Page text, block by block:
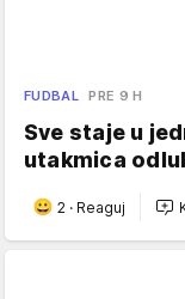
FUDBAL PRE 9 H
Sve staje u
utakmica
2 · Reaguj